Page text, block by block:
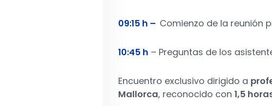
09:15 h – Comienzo de la reunión
10:45 h – Preguntas de los
Encuentro exclusivo dirigido a
Mallorca, reconocido con 1,5